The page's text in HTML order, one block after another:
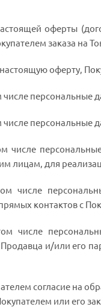
оферты
заказа на
оферту,
персональные
персональные
числе
лицам, для
числе
контактов с
числе
и/или его
согласие на
или его